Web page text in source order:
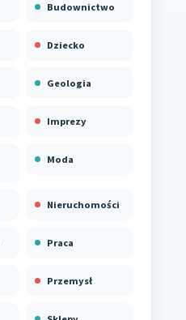
Budownictwo
Dziecko
Geologia
Imprezy
Moda
Nieruchomości
Praca
Przemysł